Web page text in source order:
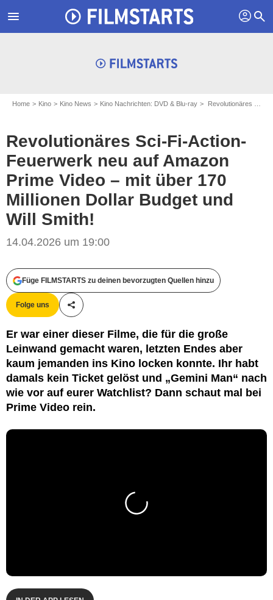
menu profil search
Home Kino Kino News Kino Nachrichten: DVD & Blu-ray Revolutionäres Sci-Fi-Action-Feuerwerk neu auf Amazon Prime Video – mit über 170 Millionen Dollar Budget und Will Smith!
Revolutionäres Sci-Fi-Action-
Feuerwerk neu auf Amazon
Prime Video – mit über 170
Millionen Dollar Budget und
Will Smith!
14.04.2026 um 19:00
Füge FILMSTARTS zu deinen bevorzugten Quellen hinzu
Folge uns
Teile diesen Artikel
Er war einer dieser Filme, die für die große
Leinwand gemacht waren, letzten Endes aber
kaum jemanden ins Kino locken konnte. Ihr habt
damals kein Ticket gelöst und „Gemini Man“ nach
wie vor auf eurer Watchlist? Dann schaut mal bei
Prime Video rein.